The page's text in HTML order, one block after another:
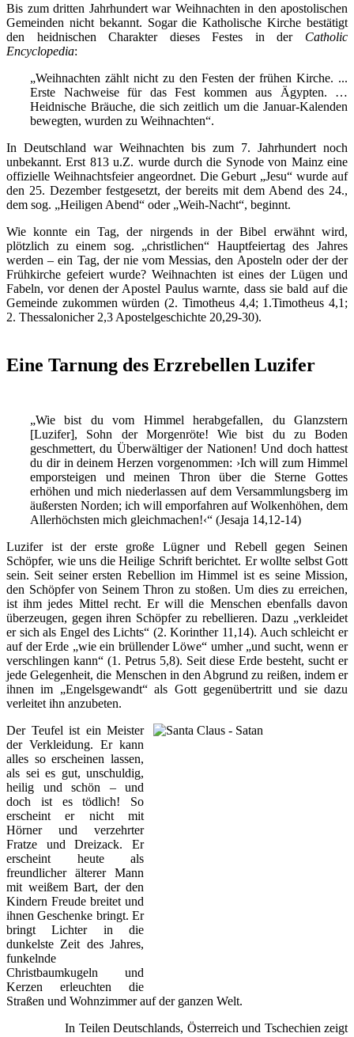
Bis zum dritten Jahrhundert war Weihnachten in den apostolischen
Gemeinden nicht bekannt. Sogar die Katholische Kirche bestätigt
den heidnischen Charakter dieses Festes in der Catholic
Encyclopedia:
„Weihnachten zählt nicht zu den Festen der frühen Kirche. ...
Erste Nachweise für das Fest kommen aus Ägypten. …
Heidnische Bräuche, die sich zeitlich um die Januar-Kalenden
bewegten, wurden zu Weihnachten“.
In Deutschland war Weihnachten bis zum 7. Jahrhundert noch
unbekannt. Erst 813 u.Z. wurde durch die Synode von Mainz eine
offizielle Weihnachtsfeier angeordnet. Die Geburt „Jesu“ wurde auf
den 25. Dezember festgesetzt, der bereits mit dem Abend des 24.,
dem sog. „Heiligen Abend“ oder „Weih-Nacht“, beginnt.
Wie konnte ein Tag, der nirgends in der Bibel erwähnt wird,
plötzlich zu einem sog. „christlichen“ Hauptfeiertag des Jahres
werden – ein Tag, der nie vom Messias, den Aposteln oder der der
Frühkirche gefeiert wurde? Weihnachten ist eines der Lügen und
Fabeln, vor denen der Apostel Paulus warnte, dass sie bald auf die
Gemeinde zukommen würden (2. Timotheus 4,4; 1.Timotheus 4,1;
2. Thessalonicher 2,3 Apostelgeschichte 20,29-30).
Eine Tarnung des Erzrebellen Luzifer
„Wie bist du vom Himmel herabgefallen, du Glanzstern
[Luzifer], Sohn der Morgenröte! Wie bist du zu Boden
geschmettert, du Überwältiger der Nationen! Und doch hattest
du dir in deinem Herzen vorgenommen: ›Ich will zum Himmel
emporsteigen und meinen Thron über die Sterne Gottes
erhöhen und mich niederlassen auf dem Versammlungsberg im
äußersten Norden; ich will emporfahren auf Wolkenhöhen, dem
Allerhöchsten mich gleichmachen!‹“ (Jesaja 14,12-14)
Luzifer ist der erste große Lügner und Rebell gegen Seinen
Schöpfer, wie uns die Heilige Schrift berichtet. Er wollte selbst Gott
sein. Seit seiner ersten Rebellion im Himmel ist es seine Mission,
den Schöpfer von Seinem Thron zu stoßen. Um dies zu erreichen,
ist ihm jedes Mittel recht. Er will die Menschen ebenfalls davon
überzeugen, gegen ihren Schöpfer zu rebellieren. Dazu „verkleidet
er sich als Engel des Lichts“ (2. Korinther 11,14). Auch schleicht er
auf der Erde „wie ein brüllender Löwe“ umher „und sucht, wenn er
verschlingen kann“ (1. Petrus 5,8). Seit diese Erde besteht, sucht er
jede Gelegenheit, die Menschen in den Abgrund zu reißen, indem er
ihnen im „Engelsgewandt“ als Gott gegenübertritt und sie dazu
verleitet ihn anzubeten.
Der Teufel ist ein Meister
der Verkleidung. Er kann
alles so erscheinen lassen,
als sei es gut, unschuldig,
heilig und schön – und
doch ist es tödlich! So
erscheint er nicht mit
Hörner und verzehrter
Fratze und Dreizack. Er
erscheint heute als
freundlicher älterer Mann
mit weißem Bart, der den
Kindern Freude breitet und
ihnen Geschenke bringt. Er
bringt Lichter in die
dunkelste Zeit des Jahres,
funkelnde
Christbaumkugeln und
Kerzen erleuchten die
Straßen und Wohnzimmer auf der ganzen Welt.
In Teilen Deutschlands, Österreich und Tschechien zeigt